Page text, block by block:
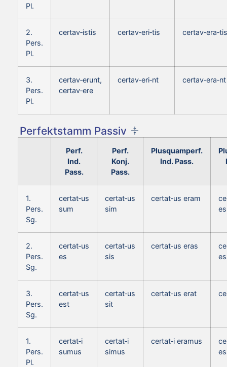
Pl.
2.
Pers.
Pl.
certav‑istis certav‑eri‑tis certav‑era‑tis
3.
Pers.
Pl.
certav‑erunt,
certav‑ere
certav‑eri‑nt certav‑era‑nt
Perfektstamm Passiv
Perf.
Ind.
Pass.
Perf.
Konj.
Pass.
Plusquamperf.
Ind. Pass.
1.
Pers.
Sg.
certat‑us
sum
certat‑us
sim
certat‑us eram
2.
Pers.
Sg.
certat‑us
es
certat‑us
sis
certat‑us eras
3.
Pers.
Sg.
certat‑us
est
certat‑us
sit
certat‑us erat
1.
Pers.
Pl.
certat‑i
sumus
certat‑i
simus
certat‑i eramus